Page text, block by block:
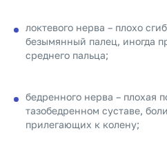
локтевого нерва – плохо
безымянный палец, иногда
среднего пальца;
бедренного нерва – плохая
тазобедренном суставе,
прилегающих к колену;